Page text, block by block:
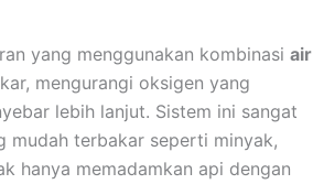
yang menggunakan kombinasi air
mengurangi oksigen yang
lebih lanjut. Sistem ini sangat
mudah terbakar seperti minyak,
hanya memadamkan api dengan